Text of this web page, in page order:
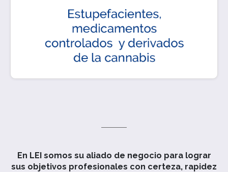
En LEI somos su aliado de negocio para lograr
sus objetivos profesionales con certeza, rapidez